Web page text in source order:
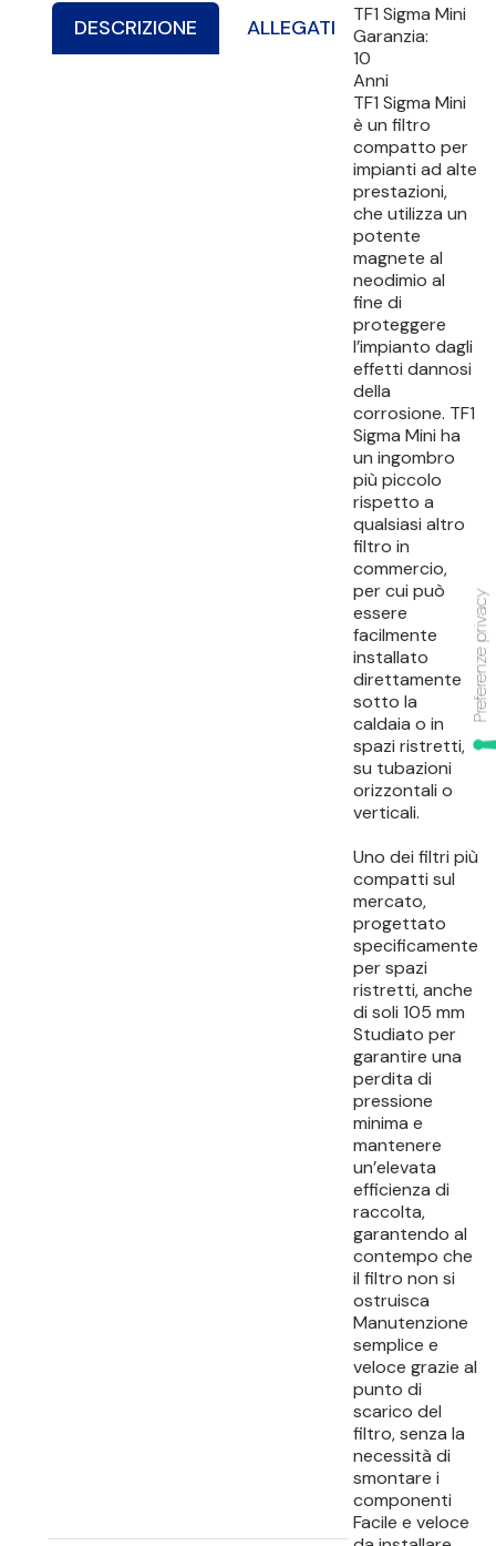
DESCRIZIONE ALLEGATI
TF1 Sigma Mini
Garanzia:
10
Anni
TF1 Sigma Mini
è un filtro
compatto per
impianti ad alte
prestazioni,
che utilizza un
potente
magnete al
neodimio al
fine di
proteggere
l’impianto dagli
effetti dannosi
della
corrosione. TF1
Sigma Mini ha
un ingombro
più piccolo
rispetto a
qualsiasi altro
filtro in
commercio,
per cui può
essere
facilmente
installato
direttamente
sotto la
caldaia o in
spazi ristretti,
su tubazioni
orizzontali o
verticali.
Uno dei filtri più
compatti sul
mercato,
progettato
specificamente
per spazi
ristretti, anche
di soli 105 mm
Studiato per
garantire una
perdita di
pressione
minima e
mantenere
un’elevata
efficienza di
raccolta,
garantendo al
contempo che
il filtro non si
ostruisca
Manutenzione
semplice e
veloce grazie al
punto di
scarico del
filtro, senza la
necessità di
smontare i
componenti
Facile e veloce